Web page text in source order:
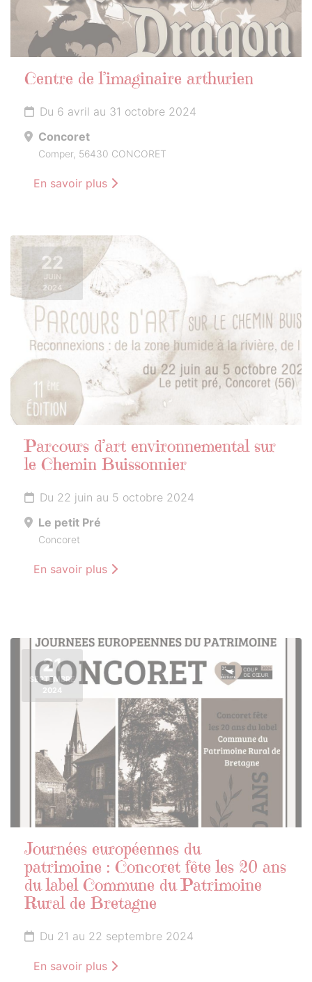
Centre de l’imaginaire arthurien
Du 6 avril au 31 octobre 2024
Concoret
Comper, 56430 CONCORET
En savoir plus
22
JUIN
2024
Parcours d’art environnemental sur
le Chemin Buissonnier
Du 22 juin au 5 octobre 2024
Le petit Pré
Concoret
En savoir plus
21
SEPTEMBRE
2024
Journées européennes du
patrimoine : Concoret fête les 20 ans
du label Commune du Patrimoine
Rural de Bretagne
Du 21 au 22 septembre 2024
En savoir plus